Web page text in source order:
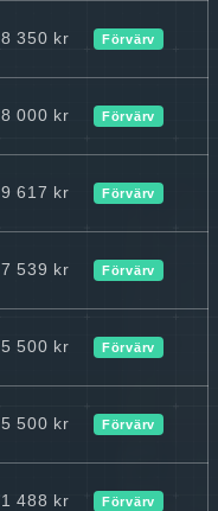
350 kr Förvärv
000 kr Förvärv
617 kr Förvärv
539 kr Förvärv
500 kr Förvärv
500 kr Förvärv
488 kr Förvärv